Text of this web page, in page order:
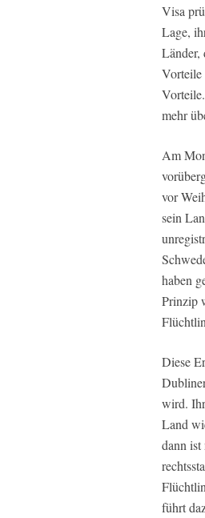
Visa
Lage,
Länder,
Vorteile
mehr
Am
vor
sein
haben
Prinzip
Diese
wird.
Land
dann ist
führt